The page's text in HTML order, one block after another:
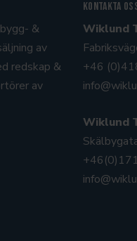
&
av
redskap &
av
Kontakta
Wiklund
+46
Wiklund